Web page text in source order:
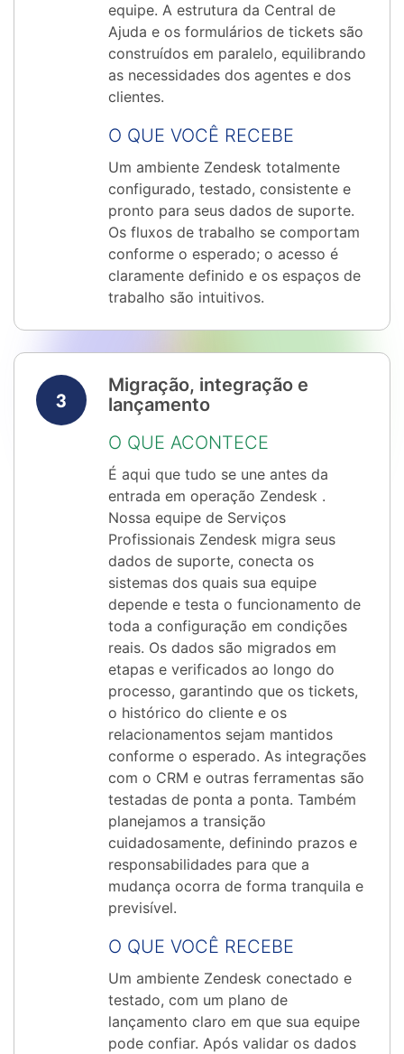
equipe. A estrutura da Central de
Ajuda e os formulários de tickets são
construídos em paralelo, equilibrando
as necessidades dos agentes e dos
clientes.
O QUE VOCÊ RECEBE
Um ambiente Zendesk totalmente
configurado, testado, consistente e
pronto para seus dados de suporte.
Os fluxos de trabalho se comportam
conforme o esperado; o acesso é
claramente definido e os espaços de
trabalho são intuitivos.
Migração, integração e
lançamento
O QUE ACONTECE
É aqui que tudo se une antes da
entrada em operação Zendesk .
Nossa equipe de Serviços
Profissionais Zendesk migra seus
dados de suporte, conecta os
sistemas dos quais sua equipe
depende e testa o funcionamento de
toda a configuração em condições
reais. Os dados são migrados em
etapas e verificados ao longo do
processo, garantindo que os tickets,
o histórico do cliente e os
relacionamentos sejam mantidos
conforme o esperado. As integrações
com o CRM e outras ferramentas são
testadas de ponta a ponta. Também
planejamos a transição
cuidadosamente, definindo prazos e
responsabilidades para que a
mudança ocorra de forma tranquila e
previsível.
O QUE VOCÊ RECEBE
Um ambiente Zendesk conectado e
testado, com um plano de
lançamento claro em que sua equipe
pode confiar. Após validar os dados